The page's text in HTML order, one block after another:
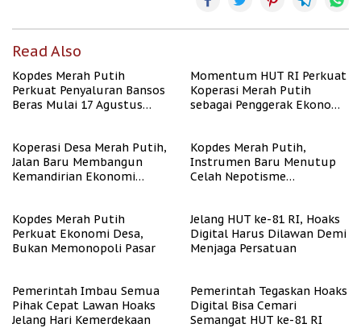
Read Also
Kopdes Merah Putih
Perkuat Penyaluran Bansos
Beras Mulai 17 Agustus
Momentum HUT RI Perkuat
Koperasi Merah Putih
sebagai Penggerak Ekonomi
Koperasi Desa Merah Putih,
Jalan Baru Membangun
Kemandirian Ekonomi
Kopdes Merah Putih,
Instrumen Baru Menutup
Celah Nepotisme
Kopdes Merah Putih
Perkuat Ekonomi Desa,
Bukan Memonopoli Pasar
Jelang HUT ke-81 RI, Hoaks
Digital Harus Dilawan Demi
Menjaga Persatuan
Pemerintah Imbau Semua
Pihak Cepat Lawan Hoaks
Jelang Hari Kemerdekaan
Pemerintah Tegaskan Hoaks
Digital Bisa Cemari
Semangat HUT ke-81 RI